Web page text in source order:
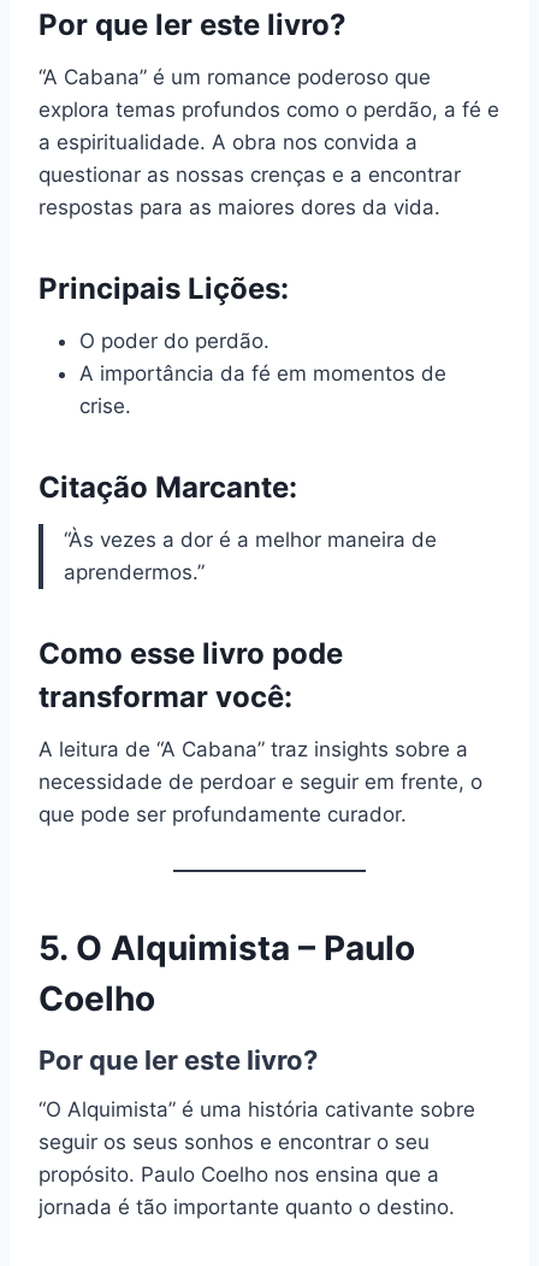
Por que ler este livro?
“A Cabana” é um romance poderoso que
explora temas profundos como o perdão, a fé e
a espiritualidade. A obra nos convida a
questionar as nossas crenças e a encontrar
respostas para as maiores dores da vida.
Principais Lições:
O poder do perdão.
A importância da fé em momentos de
crise.
Citação Marcante:
“Às vezes a dor é a melhor maneira de
aprendermos.”
Como esse livro pode
transformar você:
A leitura de “A Cabana” traz insights sobre a
necessidade de perdoar e seguir em frente, o
que pode ser profundamente curador.
5. O Alquimista – Paulo
Coelho
Por que ler este livro?
“O Alquimista” é uma história cativante sobre
seguir os seus sonhos e encontrar o seu
propósito. Paulo Coelho nos ensina que a
jornada é tão importante quanto o destino.